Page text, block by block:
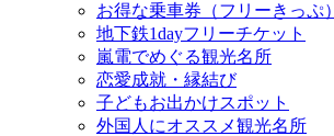
お得な乗車券（フリーきっぷ）
地下鉄1dayフリーチケット
嵐電でめぐる観光名所
恋愛成就・縁結び
子どもお出かけスポット
外国人にオススメ観光名所